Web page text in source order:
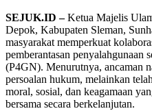
SEJUK.ID –Ketua Majelis
Depok, Kabupaten Sleman,
masyarakat memperkuat
pemberantasan penyalahgunaan
(P4GN). Menurutnya, ancaman
persoalan hukum, melainkan
moral, sosial, dan keagamaan
bersama secara berkelanjutan.